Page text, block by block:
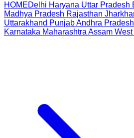
HOMEDelhi Haryana Uttar Pradesh
Madhya Pradesh Rajasthan
Uttarakhand PunjabAndhra Pradesh
Karnataka Maharashtra Assam West